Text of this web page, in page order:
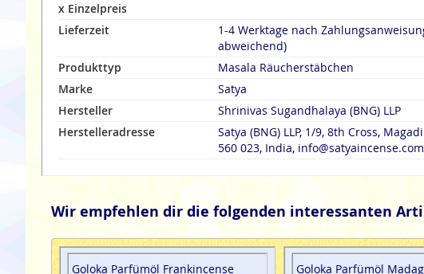
x Einzelpreis
Lieferzeit
1-4 Werktage nach
abweichend)
Produkttyp
Masala Räucherstäbchen
Marke
Satya
Hersteller
Shrinivas Sugandhalaya (BNG) LLP
Herstelleradresse
Satya (BNG) LLP, 1/9, 8th Cross,
560 023, India, info@satyaincense.com
Wir empfehlen dir die folgenden interessanten
Goloka Parfümöl Frankincense
Goloka Parfümöl